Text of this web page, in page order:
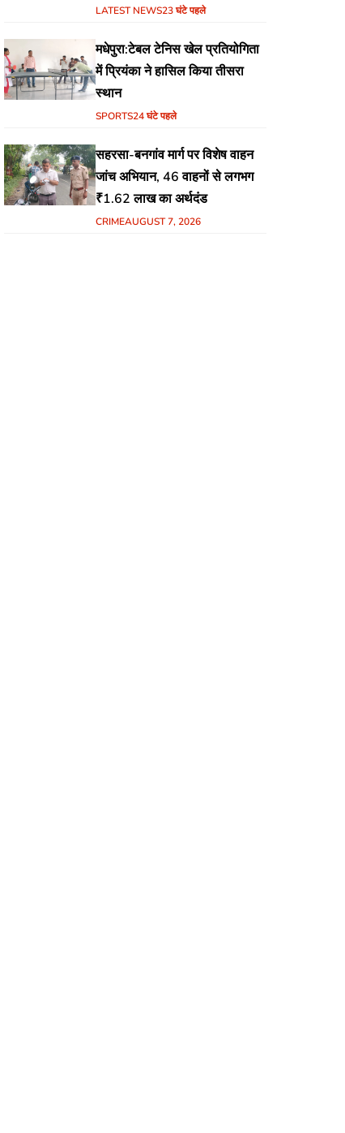
जलजमाव,आवास ,व किसानों के
LATEST NEWS23 घंटे पहले
मधेपुरा:टेबल टेनिस खेल प्रतियोगिता
में प्रियंका ने हासिल किया तीसरा
स्थान
SPORTS24 घंटे पहले
सहरसा-बनगांव मार्ग पर विशेष वाहन
जांच अभियान, 46 वाहनों से लगभग
₹1.62 लाख का अर्थदंड
CRIMEAUGUST 7, 2026